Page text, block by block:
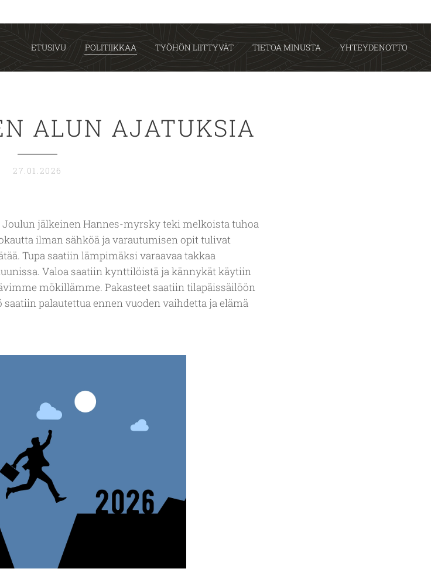
ETUSIVU POLITIIKKAA TYÖHÖN LIITTYVÄT TIETOA MINUSTA YHTEYDENOTTO
ALUN AJATUKSIA
27.01.2026
jälkeinen Hannes-myrsky teki melkoista tuhoa
ilman sähköä ja varautumisen opit tulivat
Tupa saatiin lämpimäksi varaavaa takkaa
Valoa saatiin kynttilöistä ja kännykät käytiin
mökillämme. Pakasteet saatiin tilapäissäilöön
palautettua ennen vuoden vaihdetta ja elämä